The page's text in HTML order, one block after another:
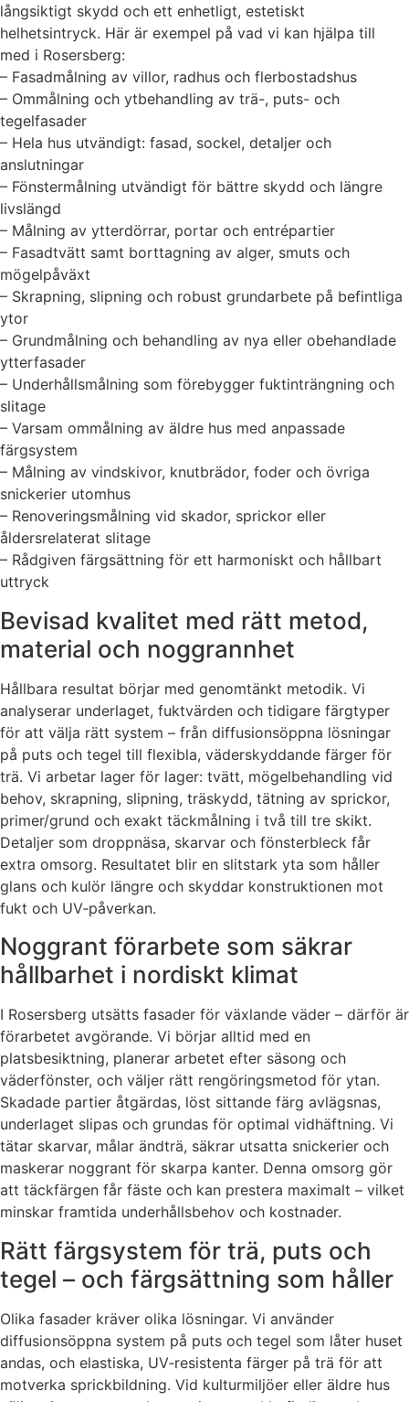
långsiktigt skydd och ett enhetligt, estetiskt
helhetsintryck. Här är exempel på vad vi kan hjälpa till
med i Rosersberg:
– Fasadmålning av villor, radhus och flerbostadshus
– Ommålning och ytbehandling av trä-, puts- och
tegelfasader
– Hela hus utvändigt: fasad, sockel, detaljer och
anslutningar
– Fönstermålning utvändigt för bättre skydd och längre
livslängd
– Målning av ytterdörrar, portar och entrépartier
– Fasadtvätt samt borttagning av alger, smuts och
mögelpåväxt
– Skrapning, slipning och robust grundarbete på befintliga
ytor
– Grundmålning och behandling av nya eller obehandlade
ytterfasader
– Underhållsmålning som förebygger fuktinträngning och
slitage
– Varsam ommålning av äldre hus med anpassade
färgsystem
– Målning av vindskivor, knutbrädor, foder och övriga
snickerier utomhus
– Renoveringsmålning vid skador, sprickor eller
åldersrelaterat slitage
– Rådgiven färgsättning för ett harmoniskt och hållbart
uttryck
Bevisad kvalitet med rätt metod,
material och noggrannhet
Hållbara resultat börjar med genomtänkt metodik. Vi
analyserar underlaget, fuktvärden och tidigare färgtyper
för att välja rätt system – från diffusionsöppna lösningar
på puts och tegel till flexibla, väderskyddande färger för
trä. Vi arbetar lager för lager: tvätt, mögelbehandling vid
behov, skrapning, slipning, träskydd, tätning av sprickor,
primer/grund och exakt täckmålning i två till tre skikt.
Detaljer som droppnäsa, skarvar och fönsterbleck får
extra omsorg. Resultatet blir en slitstark yta som håller
glans och kulör längre och skyddar konstruktionen mot
fukt och UV‑påverkan.
Noggrant förarbete som säkrar
hållbarhet i nordiskt klimat
I Rosersberg utsätts fasader för växlande väder – därför är
förarbetet avgörande. Vi börjar alltid med en
platsbesiktning, planerar arbetet efter säsong och
väderfönster, och väljer rätt rengöringsmetod för ytan.
Skadade partier åtgärdas, löst sittande färg avlägsnas,
underlaget slipas och grundas för optimal vidhäftning. Vi
tätar skarvar, målar ändträ, säkrar utsatta snickerier och
maskerar noggrant för skarpa kanter. Denna omsorg gör
att täckfärgen får fäste och kan prestera maximalt – vilket
minskar framtida underhållsbehov och kostnader.
Rätt färgsystem för trä, puts och
tegel – och färgsättning som håller
Olika fasader kräver olika lösningar. Vi använder
diffusionsöppna system på puts och tegel som låter huset
andas, och elastiska, UV‑resistenta färger på trä för att
motverka sprickbildning. Vid kulturmiljöer eller äldre hus